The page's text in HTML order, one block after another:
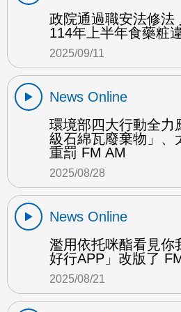
政院通過職安法修法
114年上半年食藥粧
2025/09/11
News Online
環境部四大行動全力
級石綿瓦廢棄物」、
重罰 FM AM
2025/08/28
News Online
濫用依托咪酯看見你
好行APP」改版了
2025/08/21